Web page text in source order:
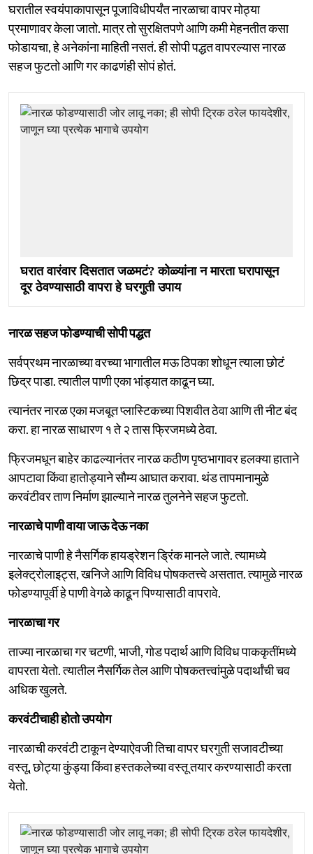
घरातील स्वयंपाकापासून पूजाविधीपर्यंत नारळाचा वापर मोठ्या
प्रमाणावर केला जातो. मात्र तो सुरक्षितपणे आणि कमी मेहनतीत कसा
फोडायचा, हे अनेकांना माहिती नसतं. ही सोपी पद्धत वापरल्यास नारळ
सहज फुटतो आणि गर काढणंही सोपं होतं.
घरात वारंवार दिसतात जळमटं? कोळ्यांना न मारता घरापासून
दूर ठेवण्यासाठी वापरा हे घरगुती उपाय
नारळ सहज फोडण्याची सोपी पद्धत
सर्वप्रथम नारळाच्या वरच्या भागातील मऊ ठिपका शोधून त्याला छोटं
छिद्र पाडा. त्यातील पाणी एका भांड्यात काढून घ्या.
त्यानंतर नारळ एका मजबूत प्लास्टिकच्या पिशवीत ठेवा आणि ती नीट बंद
करा. हा नारळ साधारण १ ते २ तास फ्रिजमध्ये ठेवा.
फ्रिजमधून बाहेर काढल्यानंतर नारळ कठीण पृष्ठभागावर हलक्या हाताने
आपटावा किंवा हातोड्याने सौम्य आघात करावा. थंड तापमानामुळे
करवंटीवर ताण निर्माण झाल्याने नारळ तुलनेने सहज फुटतो.
नारळाचे पाणी वाया जाऊ देऊ नका
नारळाचे पाणी हे नैसर्गिक हायड्रेशन ड्रिंक मानले जाते. त्यामध्ये
इलेक्ट्रोलाइट्स, खनिजे आणि विविध पोषकतत्त्वे असतात. त्यामुळे नारळ
फोडण्यापूर्वी हे पाणी वेगळे काढून पिण्यासाठी वापरावे.
नारळाचा गर
ताज्या नारळाचा गर चटणी, भाजी, गोड पदार्थ आणि विविध पाककृतींमध्ये
वापरता येतो. त्यातील नैसर्गिक तेल आणि पोषकतत्त्वांमुळे पदार्थांची चव
अधिक खुलते.
करवंटीचाही होतो उपयोग
नारळाची करवंटी टाकून देण्याऐवजी तिचा वापर घरगुती सजावटीच्या
वस्तू, छोट्या कुंड्या किंवा हस्तकलेच्या वस्तू तयार करण्यासाठी करता
येतो.